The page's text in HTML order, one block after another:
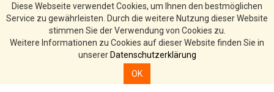
Diese Webseite verwendet Cookies, um Ihnen den bestmöglichen
Service zu gewährleisten. Durch die weitere Nutzung dieser Website
stimmen Sie der Verwendung von Cookies zu.
Weitere Informationen zu Cookies auf dieser Website finden Sie in
unserer Datenschutzerklärung
OK